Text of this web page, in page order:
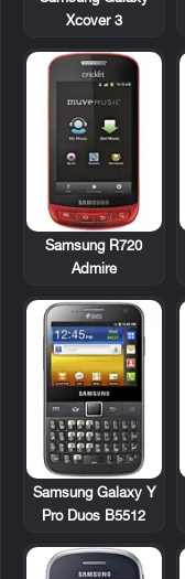
Xcover 3
Samsung R720
Admire
Samsung Galaxy Y
Pro Duos B5512